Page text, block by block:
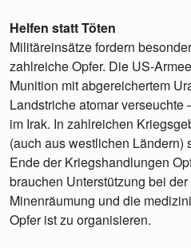
Helfen statt Töten
Militäreinsätze fordern
zahlreiche Opfer. Die US-
Munition mit abgereichertem
Landstriche atomar verseuchte
im Irak. In zahlreichen
(auch aus westlichen Ländern)
Ende der Kriegshandlungen
brauchen Unterstützung bei
Minenräumung und die
Opfer ist zu organisieren.